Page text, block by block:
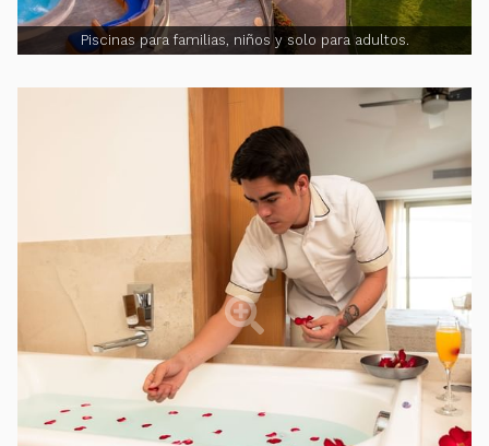
Piscinas para familias, niños y solo para adultos.